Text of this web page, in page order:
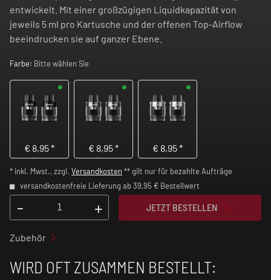
entwickelt. Mit einer großzügigen Liquidkapazität von
jeweils 5 ml pro Kartusche und der offenen Top-Airflow
beeindrucken sie auf ganzer Ebene.
Farbe: Bitte wählen Sie
€ 8,95* € 8,95* € 8,95*
* inkl. Mwst., zzgl. Versandkosten ** gilt nur für bezahlte Aufträge
versandkostenfreie Lieferung ab 39,95 € Bestellwert
- + JETZT BESTELLEN
Zubehör
WIRD OFT ZUSAMMEN BESTELLT: